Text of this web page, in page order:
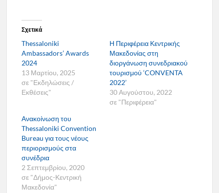
Σχετικά
Thessaloniki
Ambassadors’ Awards
2024
13 Μαρτίου, 2025
σε "Εκδηλώσεις /
Εκθέσεις"
Η Περιφέρεια Κεντρικής
Μακεδονίας στη
διοργάνωση συνεδριακού
τουρισμού ‘CONVENTA
2022’
30 Αυγούστου, 2022
σε "Περιφέρεια"
Ανακοίνωση του
Thessaloniki Convention
Bureau για τους νέους
περιορισμούς στα
συνέδρια
2 Σεπτεμβρίου, 2020
σε "Δήμος-Κεντρική
Μακεδονία"